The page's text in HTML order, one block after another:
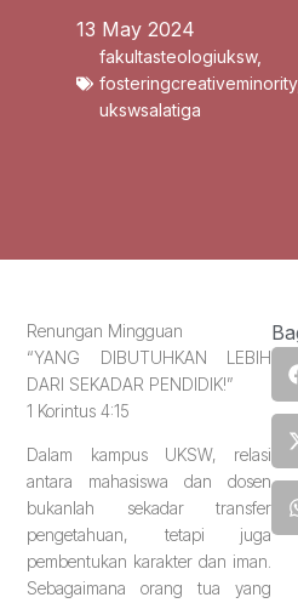
13 May 2024
fakultasteologiuksw,
fosteringcreativeminority,
ukswsalatiga
Renungan Mingguan
“YANG DIBUTUHKAN LEBIH
DARI SEKADAR PENDIDIK!”
1 Korintus 4:15
Dalam kampus UKSW, relasi
antara mahasiswa dan dosen
bukanlah sekadar transfer
pengetahuan, tetapi juga
pembentukan karakter dan iman.
Sebagaimana orang tua yang